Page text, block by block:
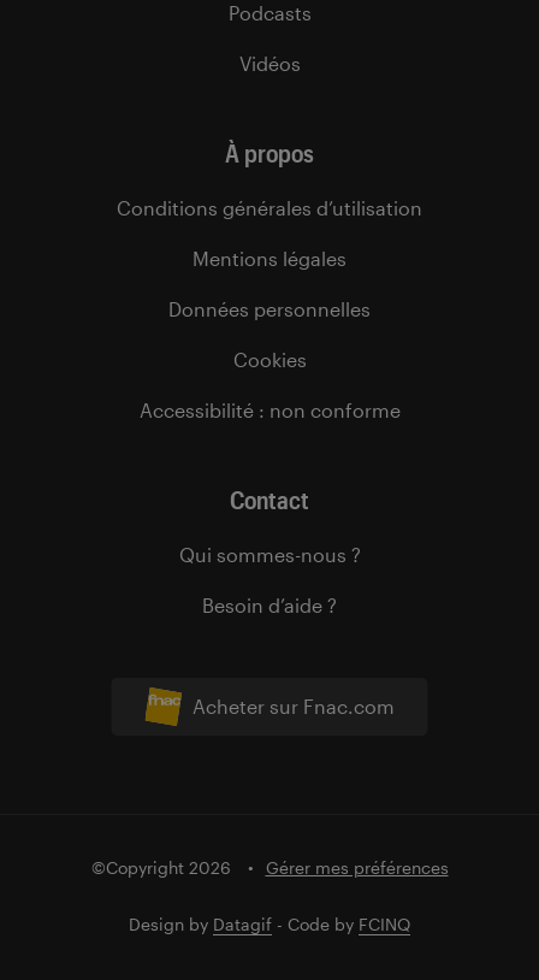
Acheter sur Fnac.com
Podcasts
Vidéos
À propos
Conditions générales d’utilisation
Mentions légales
Données personnelles
Cookies
Accessibilité : non conforme
Contact
Qui sommes-nous ?
Besoin d’aide ?
©Copyright 2026 Gérer mes préférences
Design by Datagif - Code by FCINQ